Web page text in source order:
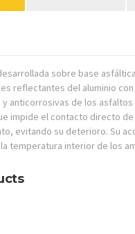
sobre base
reflectantes del aluminio
anticorrosivas de los asfaltos
impide el contacto directo
evitando su deterioro. Su
temperatura interior de los